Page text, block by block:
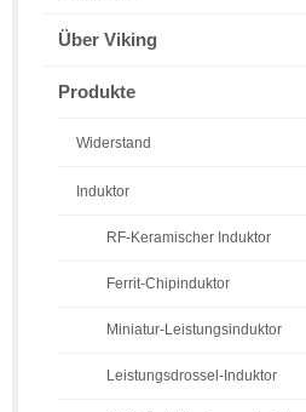
Über Viking
Produkte
Widerstand
Induktor
RF-Keramischer Induktor
Ferrit-Chipinduktor
Miniatur-Leistungsinduktor
Leistungsdrossel-Induktor